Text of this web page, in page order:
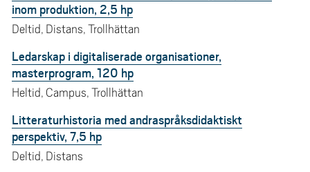
inom produktion, 2,5 hp
Deltid, Distans, Trollhättan
Ledarskap i digitaliserade organisationer,
masterprogram, 120 hp
Heltid, Campus, Trollhättan
Litteraturhistoria med andraspråksdidaktiskt
perspektiv, 7,5 hp
Deltid, Distans